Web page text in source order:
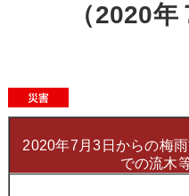
（2020
2020年7月3日からの梅
での流木